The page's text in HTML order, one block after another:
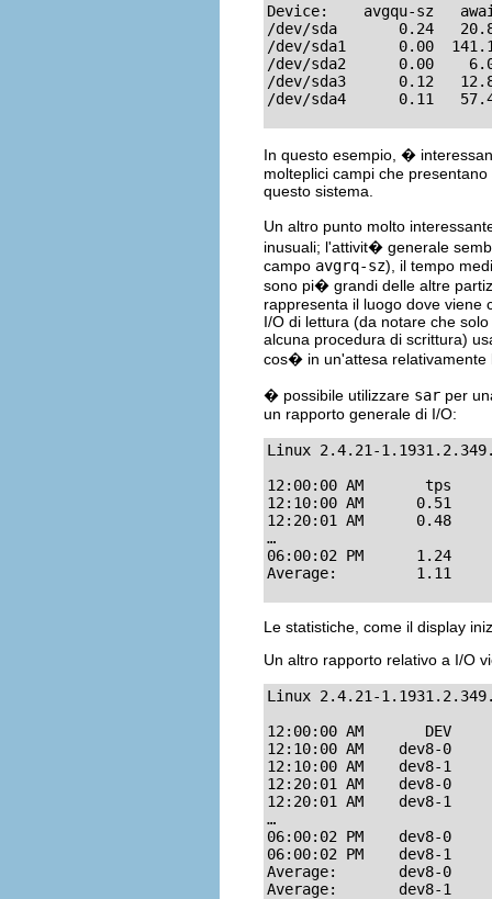
Device:    avgqu-sz
/dev/sda       0.24
/dev/sda1      0.00
/dev/sda2      0.00
/dev/sda3      0.12
/dev/sda4      0.11
In questo esempio, �
molteplici campi che presentano
questo sistema.
Un altro punto molto
inusuali; l'attivit� generale
campo avgrq-sz), il tempo
sono pi� grandi delle altre
rappresenta il luogo dove viene
I/O di lettura (da notare che
alcuna procedura di scrittura)
cos� in un'attesa
� possibile utilizzare sar per
un rapporto generale di I/O:
Linux 2.4.21-
12:00:00 AM       tps
12:10:00 AM      0.51
12:20:01 AM      0.48
…
06:00:02 PM      1.24
Average:         1.11
Le statistiche, come il display
Un altro rapporto relativo a I/O
Linux 2.4.21-
12:00:00 AM       DEV
12:10:00 AM    dev8-0
12:10:00 AM    dev8-1
12:20:01 AM    dev8-0
12:20:01 AM    dev8-1
…
06:00:02 PM    dev8-0
06:00:02 PM    dev8-1
Average:       dev8-0
Average:       dev8-1